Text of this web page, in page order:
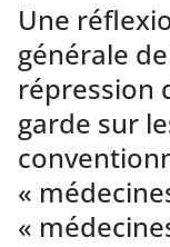
Une
générale
répression
garde sur
«
«